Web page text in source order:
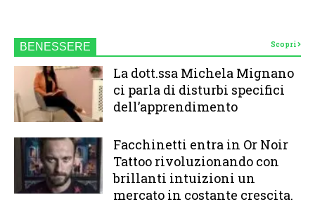
BENESSERE Scopri
La dott.ssa Michela Mignano
ci parla di disturbi specifici
dell’apprendimento
Facchinetti entra in Or Noir
Tattoo rivoluzionando con
brillanti intuizioni un
mercato in costante crescita.